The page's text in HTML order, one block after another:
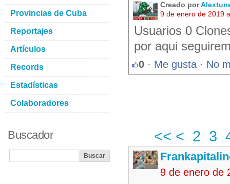
Creado por
9 de enero de 2019
Usuarios 0
por aqui
0 · Me gusta · No
<< < 2 3
9 de enero de
Provincias de Cuba
Reportajes
Artículos
Records
Estadísticas
Colaboradores
Buscador